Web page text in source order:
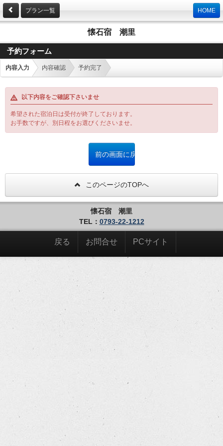
プラン一覧 HOME
懐石宿 潮里
予約フォーム
内容入力 内容確認 予約完了
以下内容をご確認下さいませ
希望された宿泊日は受付が終了しております。
お手数ですが、別日程をお選びくださいませ。
このページのTOPへ
懐石宿 潮里
TEL： 0793-22-1212
戻る お問合せ PCサイト